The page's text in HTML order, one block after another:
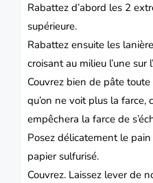
Rabattez d’abord les 2
supérieure.
Rabattez ensuite les
croisant au milieu l’une sur
Couvrez bien de pâte
qu’on ne voit plus la farce,
empêchera la farce de
Posez délicatement le
papier sulfurisé.
Couvrez. Laissez lever de